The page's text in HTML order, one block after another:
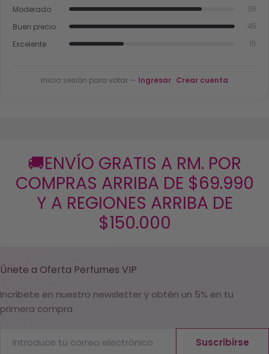
Moderado 36
Buen precio 45
Excelente 15
Inicia sesión para votar — Ingresar · Crear cuenta
🚚ENVÍO GRATIS A RM. POR
COMPRAS ARRIBA DE $69.990
Y A REGIONES ARRIBA DE
$150.000
Únete a Oferta Perfumes VIP
Incribete en nuestro newsletter y obtén un 5% en tu
primera compra
electrónico
Suscribirse